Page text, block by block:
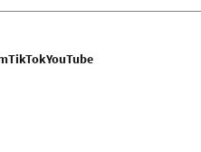
TikTokYouTube